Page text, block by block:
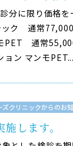
分に限り価格を
ック 通常
PET 通常
ン マンモPET...
ズクリニックからのお
します。